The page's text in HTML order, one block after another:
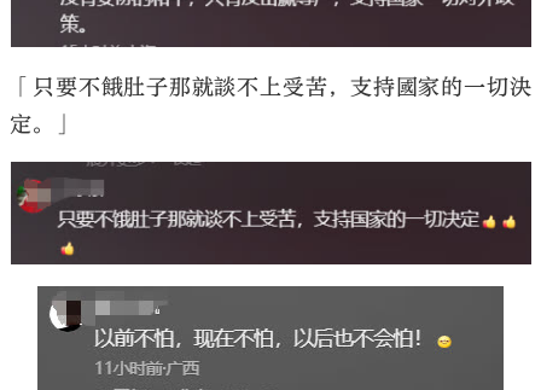
「只要不餓肚子那就談不上受苦，支持國家的一切決
定。」